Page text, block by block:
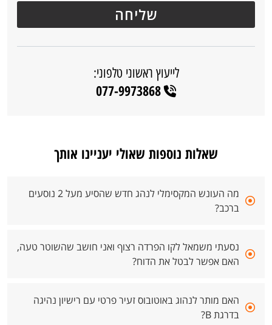
לייעוץ ראשוני טלפוני:
077-9973868
שאלות נוספות שאולי יעניינו אותך
מה העונש המקסימלי לנהג חדש שהסיע מעל 2 נוסעים
ברכב?
נסעתי משמאל לקו הפרדה רצוף ואני חושב שהשוטר טעה,
האם אפשר לבטל את הדוח?
האם מותר לנהוג באוטובוס זעיר פרטי עם רישיון נהיגה
בדרגת B?